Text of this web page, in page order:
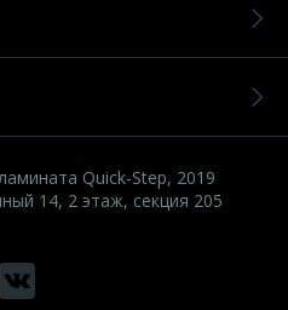
Quick-Step, 2019
14, 2 этаж, секция 205